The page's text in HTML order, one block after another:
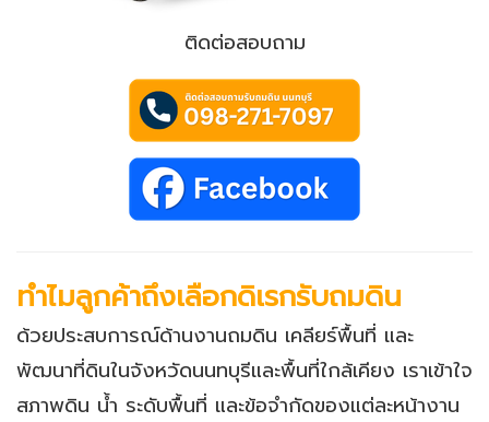
ติดต่อสอบถาม
ทำไมลูกค้าถึงเลือกดิเรกรับถมดิน
ด้วยประสบการณ์ด้านงานถมดิน เคลียร์พื้นที่ และ
พัฒนาที่ดินในจังหวัดนนทบุรีและพื้นที่ใกล้เคียง เราเข้าใจ
สภาพดิน น้ำ ระดับพื้นที่ และข้อจำกัดของแต่ละหน้างาน